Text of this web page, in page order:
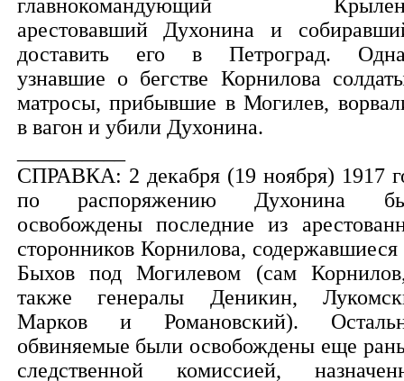
главнокомандующий
арестовавший Духонина и
доставить его в Петроград.
узнавшие о бегстве Корнилова
матросы, прибывшие в Могилев,
в вагон и убили Духонина.
СПРАВКА: 2 декабря (19 ноября) 1917
по распоряжению Духонина
освобождены последние из
сторонников Корнилова, содержавшиеся
Быхов под Могилевом (сам
также генералы Деникин,
Марков и Романовский).
обвиняемые были освобождены еще
следственной комиссией,